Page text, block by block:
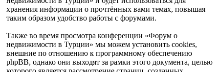
хранения информации о прочтённых вами темах, повышая
таким образом удобство работы с форумами.
Также во время просмотра конференции «Форум о
недвижимости в Турции» мы можем установить cookies,
внешние по отношению к программному обеспечению
phpBB, однако они выходят за рамки этого документа, целью